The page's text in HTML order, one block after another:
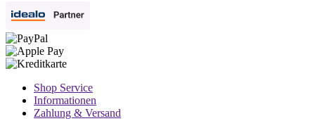
Shop Service
Informationen
Zahlung & Versand